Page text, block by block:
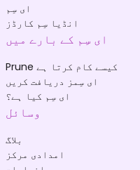
ای سِم
انڈیا سِم کارڈز
ای سِم کے بارے میں
Prune کیسے کام کرتا ہے
ای سِمز دریافت کریں
ای سِم کیا ہے؟
وسائل
بلاگ
امدادی مرکز